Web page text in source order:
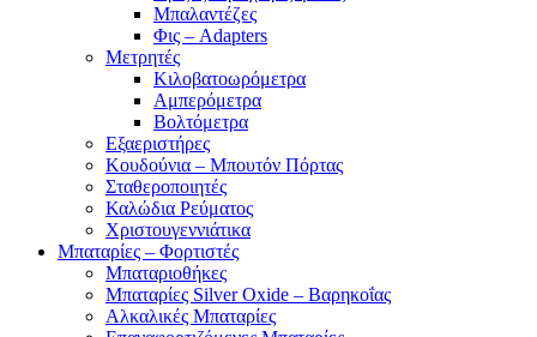
Μπαλαντέζες
Φις – Adapters
Μετρητές
Κιλοβατοωρόμετρα
Αμπερόμετρα
Βολτόμετρα
Εξαεριστήρες
Κουδούνια – Μπουτόν Πόρτας
Σταθεροποιητές
Καλώδια Ρεύματος
Χριστουγεννιάτικα
Μπαταρίες – Φορτιστές
Μπαταριοθήκες
Μπαταρίες Silver Oxide – Βαρηκοΐας
Αλκαλικές Μπαταρίες